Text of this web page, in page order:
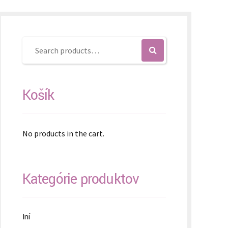
Košík
No products in the cart.
Kategórie produktov
Iní